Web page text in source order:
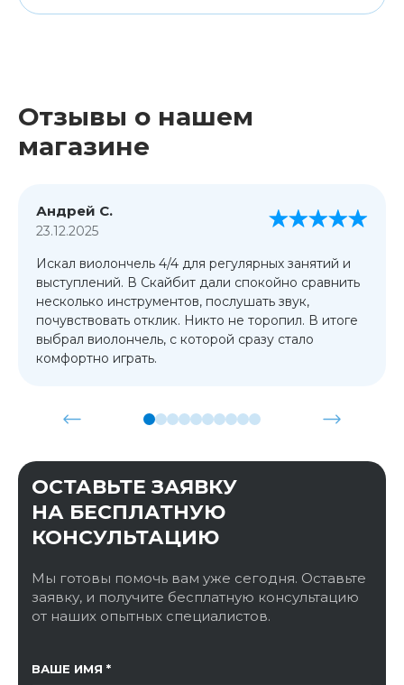
Отзывы о нашем
магазине
Андрей С.
23.12.2025
Искал виолончель 4/4 для регулярных занятий и
выступлений. В Скайбит дали спокойно сравнить
несколько инструментов, послушать звук,
почувствовать отклик. Никто не торопил. В итоге
выбрал виолончель, с которой сразу стало
комфортно играть.
ОСТАВЬТЕ ЗАЯВКУ
НА БЕСПЛАТНУЮ
КОНСУЛЬТАЦИЮ
Мы готовы помочь вам уже сегодня. Оставьте
заявку, и получите бесплатную консультацию
от наших опытных специалистов.
ВАШЕ ИМЯ
ССЫЛКА НА СТРАНИЦУ